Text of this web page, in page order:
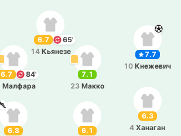
6.3
4 Ха­на­ган
6.1
6.8
6.7
84'
Ма­лфа­ра
6.7
65'
14 Кья­не­зе
7.7
10 Кне­же­вич
7.1
23 Макко